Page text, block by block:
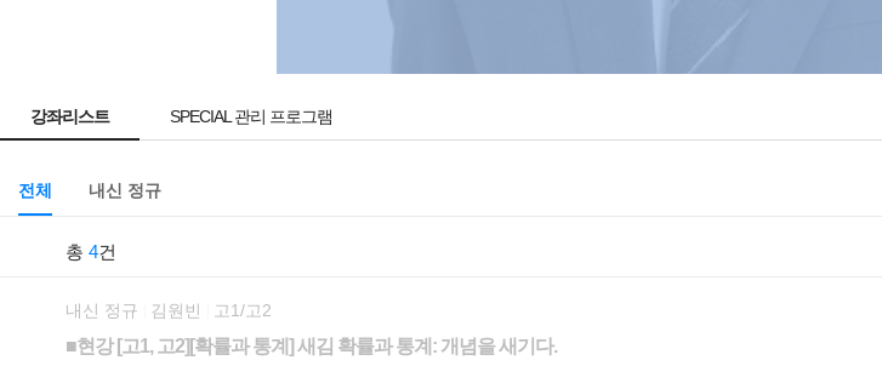
강좌리스트 SPECIAL 관리 프로그램
전체 내신 정규
총 4건
내신 정규 김원빈 고1/고2
■현강 [고1, 고2][확률과 통계] 새김 확률과 통계: 개념을 새기다.